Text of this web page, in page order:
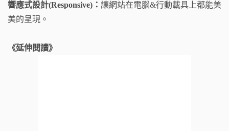
響應式設計(Responsive)： 讓網站在電腦&行動載具上都能美
美的呈現。
《延伸閱讀》